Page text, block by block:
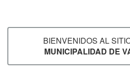
BIENVENIDOS AL
MUNICIPALIDAD DE